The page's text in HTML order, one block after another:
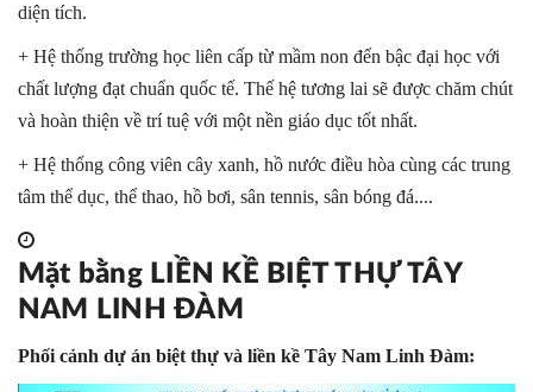
diện tích.
+ Hệ thống trường học liên cấp từ mầm non đến bậc đại học với
chất lượng đạt chuẩn quốc tế. Thế hệ tương lai sẽ được chăm chút
và hoàn thiện về trí tuệ với một nền giáo dục tốt nhất.
+ Hệ thống công viên cây xanh, hồ nước điều hòa cùng các trung
tâm thể dục, thể thao, hồ bơi, sân tennis, sân bóng đá....
Mặt bằng LIỀN KỀ BIỆT THỰ TÂY
NAM LINH ĐÀM
Phối cảnh dự án biệt thự và liền kề Tây Nam Linh Đàm: